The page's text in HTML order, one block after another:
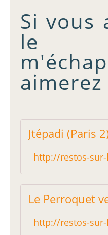
Si vous
le
aimerez